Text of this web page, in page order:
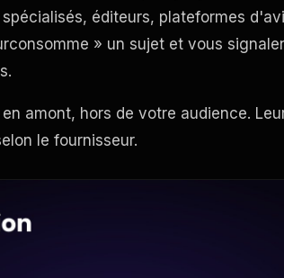
éditeurs, plateformes
» un sujet et vous
amont, hors de votre audience.
le fournisseur.